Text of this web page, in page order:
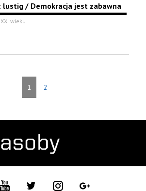
/ Demokracja jest zabawna
wieku
1 2